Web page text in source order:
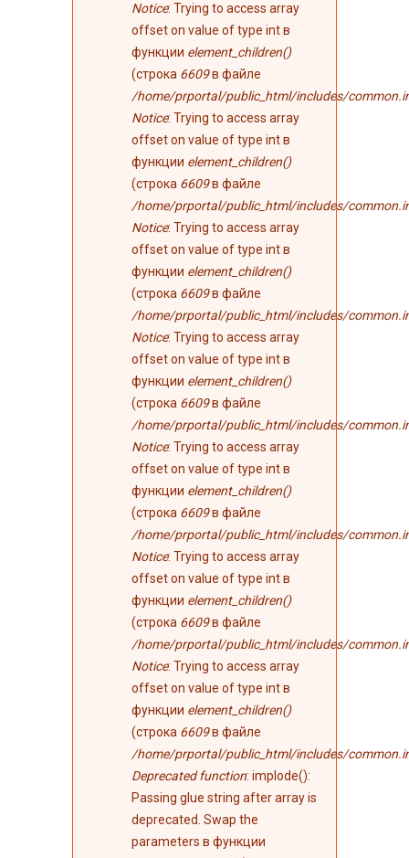
Notice: Trying to access array
offset on value of type int в
функции element_children()
(строка 6609в файле
/home/prportal/public_html/includes/
Notice: Trying to access array
offset on value of type int в
функции element_children()
(строка 6609в файле
/home/prportal/public_html/includes/
Notice: Trying to access array
offset on value of type int в
функции element_children()
(строка 6609в файле
/home/prportal/public_html/includes/
Notice: Trying to access array
offset on value of type int в
функции element_children()
(строка 6609в файле
/home/prportal/public_html/includes/
Notice: Trying to access array
offset on value of type int в
функции element_children()
(строка 6609в файле
/home/prportal/public_html/includes/
Notice: Trying to access array
offset on value of type int в
функции element_children()
(строка 6609в файле
/home/prportal/public_html/includes/
Notice: Trying to access array
offset on value of type int в
функции element_children()
(строка 6609в файле
/home/prportal/public_html/includes/
Deprecated function: implode():
Passing glue string after array is
deprecated. Swap the
parameters в функции